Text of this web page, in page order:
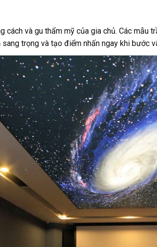
cách và gu thẩm mỹ của gia chủ. Các mẫu
trọng và tạo điểm nhấn ngay khi bước